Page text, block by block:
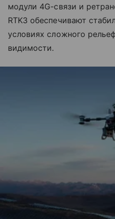
модули 4G-связи и
RTK3 обеспечивают
условиях сложного
видимости.